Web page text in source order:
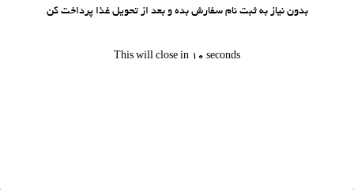
فروشنده/رستوران موظف است سفارش را در اسرع وقت و با
درصد پورسانت خود را در حساب فروشنده (رستوران) لحاظ می
بدون نیاز به ثبت نام سفارش بده و بعد از تحویل غذا پرداخت کن
This will close in 10 seconds